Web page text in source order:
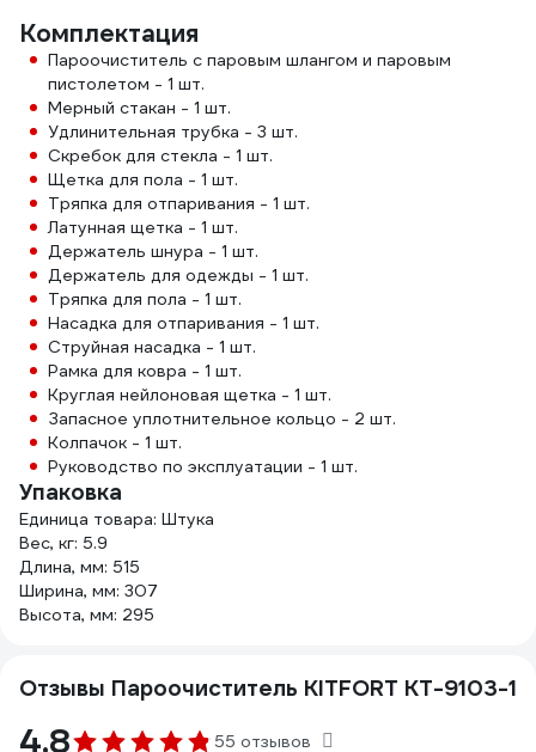
Комплектация
Пароочиститель с паровым шлангом и паровым
пистолетом - 1 шт.
Мерный стакан - 1 шт.
Удлинительная трубка - 3 шт.
Скребок для стекла - 1 шт.
Щетка для пола - 1 шт.
Тряпка для отпаривания - 1 шт.
Латунная щетка - 1 шт.
Держатель шнура - 1 шт.
Держатель для одежды - 1 шт.
Тряпка для пола - 1 шт.
Насадка для отпаривания - 1 шт.
Струйная насадка - 1 шт.
Рамка для ковра - 1 шт.
Круглая нейлоновая щетка - 1 шт.
Запасное уплотнительное кольцо - 2 шт.
Колпачок - 1 шт.
Руководство по эксплуатации - 1 шт.
Упаковка
Единица товара: Штука
Вес, кг: 5.9
Длина, мм: 515
Ширина, мм: 307
Высота, мм: 295
Отзывы Пароочиститель KITFORT КТ-9103-1
4.8 55 отзывов